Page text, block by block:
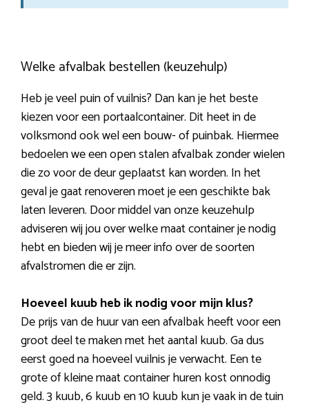
Welke afvalbak bestellen (keuzehulp)
Heb je veel puin of vuilnis? Dan kan je het beste
kiezen voor een portaalcontainer. Dit heet in de
volksmond ook wel een bouw- of puinbak. Hiermee
bedoelen we een open stalen afvalbak zonder wielen
die zo voor de deur geplaatst kan worden. In het
geval je gaat renoveren moet je een geschikte bak
laten leveren. Door middel van onze keuzehulp
adviseren wij jou over welke maat container je nodig
hebt en bieden wij je meer info over de soorten
afvalstromen die er zijn.
Hoeveel kuub heb ik nodig voor mijn klus?
De prijs van de huur van een afvalbak heeft voor een
groot deel te maken met het aantal kuub. Ga dus
eerst goed na hoeveel vuilnis je verwacht. Een te
grote of kleine maat container huren kost onnodig
geld. 3 kuub, 6 kuub en 10 kuub kun je vaak in de tuin